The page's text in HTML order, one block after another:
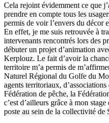
Cela rejoint évidemment ce que
prendre en compte tous les
permis de voir l’envers du décor
En effet, je me suis retrouvée à
intervenants rencontrés lors des
débuter un projet d’animation
Kerplouz. Le fait d’avoir la
territoire m’a permis de
Naturel Régional du Golfe du
agents territoriaux,
Fédération de pêche, la
c’est d’ailleurs grâce à mon
poste au sein de la collectivité de